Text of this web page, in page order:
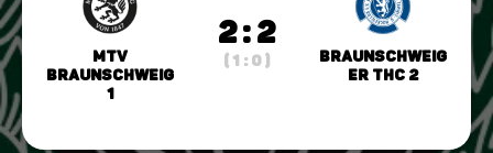
MTV
Braunschweig
1
2 : 2
( 1 : 0 )
Braunschweig
er THC 2